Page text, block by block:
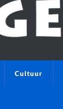
Cultuur